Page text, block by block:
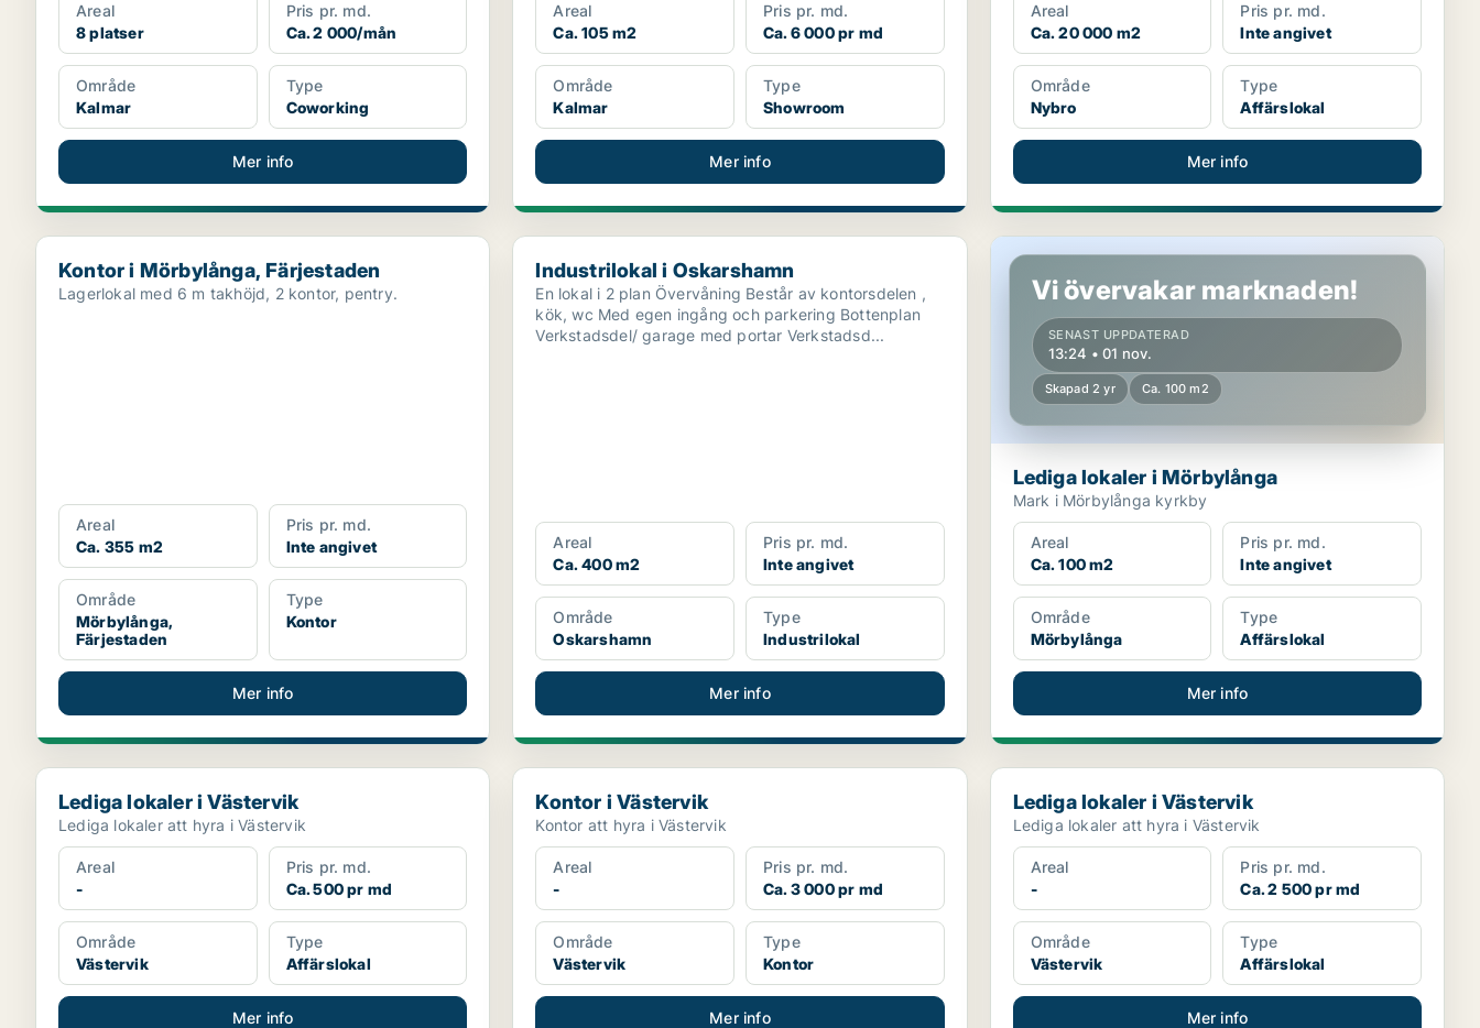
Areal
8 platser
Pris pr. md.
Ca. 2 000/mån
Område
Kalmar
Type
Coworking
Mer info
Areal
Ca. 105 m2
Pris pr. md.
Ca. 6 000 pr md
Område
Kalmar
Type
Showroom
Mer info
Areal
Ca. 20 000 m2
Pris pr. md.
Inte angivet
Område
Nybro
Type
Affärslokal
Mer info
Kontor i Mörbylånga, Färjestaden
Kontor i Mörbylånga, Färjestaden
Lagerlokal med 6 m takhöjd, 2 kontor, pentry.
Areal
Ca. 355 m2
Pris pr. md.
Inte angivet
Område
Mörbylånga,
Färjestaden
Type
Kontor
Mer info
Industrilokal i Oskarshamn
Industrilokal i Oskarshamn
En lokal i 2 plan Övervåning Består av kontorsdelen ,
kök, wc Med egen ingång och parkering Bottenplan
Verkstadsdel/ garage med portar Verkstadsd...
Areal
Ca. 400 m2
Pris pr. md.
Inte angivet
Område
Oskarshamn
Type
Industrilokal
Mer info
Lediga lokaler i Mörbylånga
Vi övervakar marknaden!
SENAST UPPDATERAD
13:24 • 01 nov.
Skapad 2 yr Ca. 100 m2
Lediga lokaler i Mörbylånga
Mark i Mörbylånga kyrkby
Areal
Ca. 100 m2
Pris pr. md.
Inte angivet
Område
Mörbylånga
Type
Affärslokal
Mer info
Lediga lokaler i Västervik
Lediga lokaler i Västervik
Lediga lokaler att hyra i Västervik
Areal
-
Pris pr. md.
Ca. 500 pr md
Område
Västervik
Type
Affärslokal
Mer info
Kontor i Västervik
Kontor i Västervik
Kontor att hyra i Västervik
Areal
-
Pris pr. md.
Ca. 3 000 pr md
Område
Västervik
Type
Kontor
Mer info
Lediga lokaler i Västervik
Lediga lokaler i Västervik
Lediga lokaler att hyra i Västervik
Areal
-
Pris pr. md.
Ca. 2 500 pr md
Område
Västervik
Type
Affärslokal
Mer info